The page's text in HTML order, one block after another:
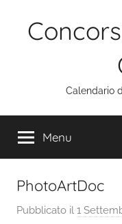
Calendario
Menu
PhotoArtDoc
Pubblicato il 1